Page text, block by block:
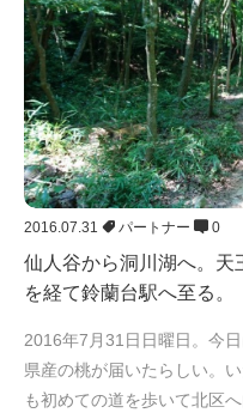
2016.07.31 パートナー 0
仙人谷から洞川湖へ。天
を経て鈴蘭台駅へ至る。
2016年7月31日日曜日。今
県産の桃が届いたらしい。
も初めての道を歩いて北区